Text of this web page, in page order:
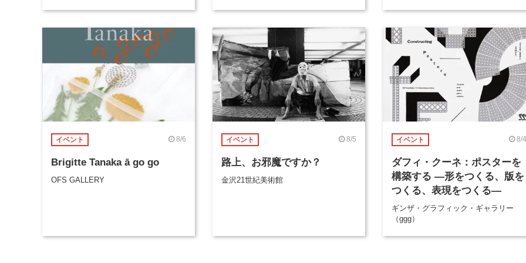
イベント 8/6
Brigitte Tanaka ā go go
OFS GALLERY
イベント 8/5
路上、お邪魔ですか？
金沢21世紀美術館
イベント 8/4
ダフィ・クーネ：ポスターを
構築する ―形をつくる、版を
つくる、表現をつくる―
ギンザ・グラフィック・ギャラリー
（ggg）